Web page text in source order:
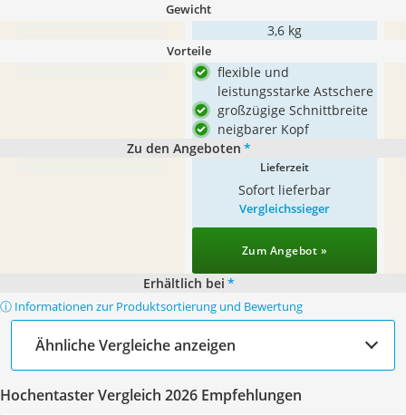
Gewicht
‎3,6 kg
Vorteile
flexible und
leistungsstarke Astschere
großzügige Schnittbreite
neigbarer Kopf
Zu den Angeboten *
Lieferzeit
Sofort lieferbar
Vergleichssieger
Zum Angebot »
Erhältlich bei *
ⓘ Informationen zur Produktsortierung und Bewertung
Ähnliche Vergleiche anzeigen
Hochentaster Vergleich 2026 Empfehlungen